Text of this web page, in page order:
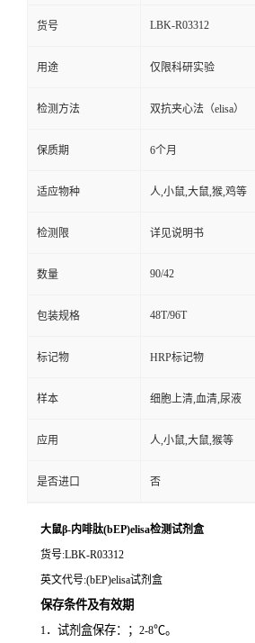
货号 LBK-R03312
用途 仅限科研实验
检测方法 双抗夹心法（elisa）
保质期 6个月
适应物种 人,小鼠,大鼠,猴,鸡等
检测限 详见说明书
数量 90/42
包装规格 48T/96T
标记物 HRP标记物
样本 细胞上清,血清,尿液
应用 人,小鼠,大鼠,猴等
是否进口 否
大鼠β-内啡肽(bEP)elisa检测试剂盒
货号:LBK-R03312
英文代号:(bEP)elisa试剂盒
保存条件及有效期
1．试剂盒保存：； 2-8℃。